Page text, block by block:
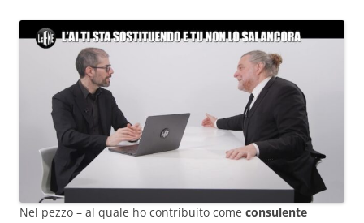
Nel pezzo – al quale ho contribuito come consulente